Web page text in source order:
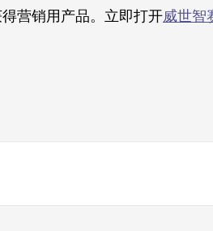
营销用产品。立即打开威世智